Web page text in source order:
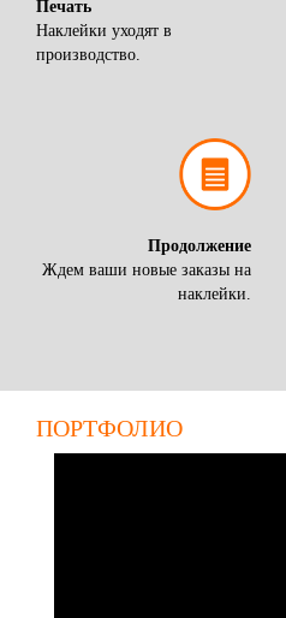
Печать
Наклейки уходят в
производство.
Продолжение
Ждем ваши новые заказы на
наклейки.
ПОРТФОЛИО